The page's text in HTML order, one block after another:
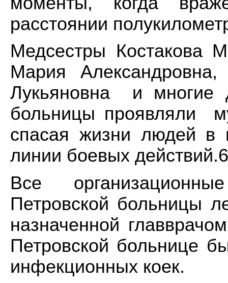
расстоянии
Медсестры Костакова
Мария
Лукьяновна и многие
больницы проявляли
спасая жизни людей в
линии боевых
Все
Петровской больницы
назначенной
Петровской больнице
инфекционных коек.